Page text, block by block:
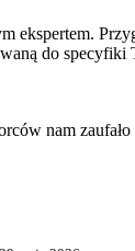
ekspertem.
do specyfiki
nam zaufało